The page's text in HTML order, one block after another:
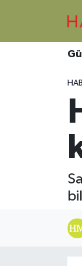
Asayiş
DIŞ HABER
Ekonomi
Nöbetçi
Trafik
Süper Lig
Son
Haber